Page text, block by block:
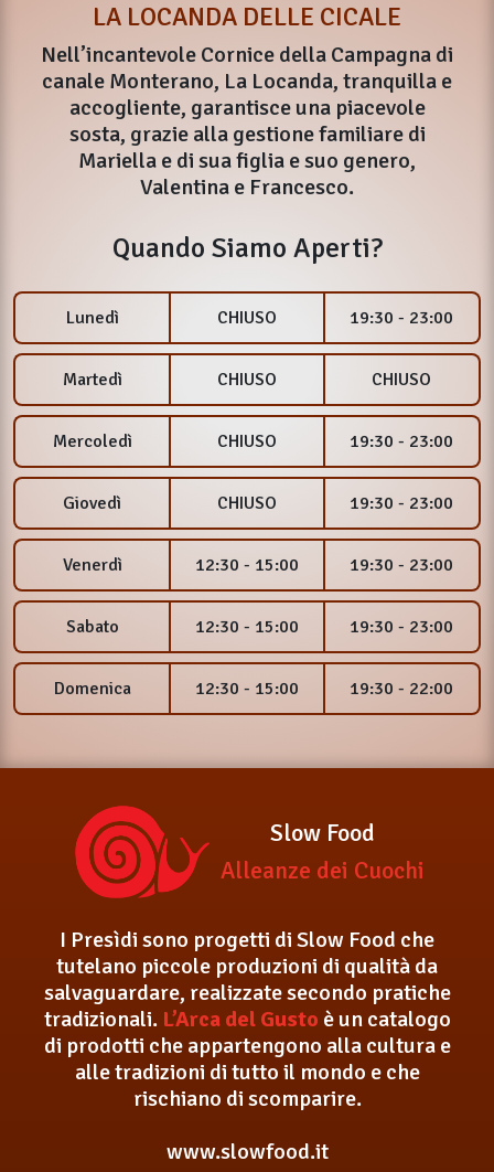
LA LOCANDA DELLE CICALE
Nell’incantevole Cornice della Campagna di
canale Monterano, La Locanda, tranquilla e
accogliente, garantisce una piacevole
sosta, grazie alla gestione familiare di
Mariella e di sua figlia e suo genero,
Valentina e Francesco.
Quando Siamo Aperti?
Lunedì CHIUSO 19:30 - 23:00
Martedì CHIUSO CHIUSO
Mercoledì CHIUSO 19:30 - 23:00
Giovedì CHIUSO 19:30 - 23:00
Venerdì 12:30 - 15:00 19:30 - 23:00
Sabato 12:30 - 15:00 19:30 - 23:00
Domenica 12:30 - 15:00 19:30 - 22:00
Slow Food
Alleanze dei Cuochi
I Presìdi sono progetti di Slow Food che
tutelano piccole produzioni di qualità da
salvaguardare, realizzate secondo pratiche
tradizionali. L’Arca del Gusto è un catalogo
di prodotti che appartengono alla cultura e
alle tradizioni di tutto il mondo e che
rischiano di scomparire.
www.slowfood.it